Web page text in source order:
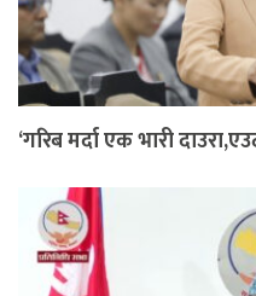
‘गरिब मर्दा एक भारी